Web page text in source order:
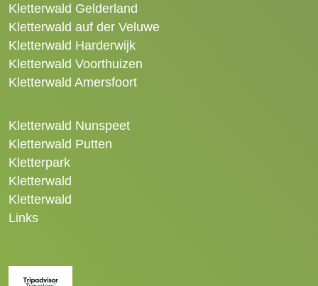
Kletterwald Gelderland
Kletterwald auf der Veluwe
Kletterwald Harderwijk
Kletterwald Voorthuizen
Kletterwald Amersfoort
Kletterwald Nunspeet
Kletterwald Putten
Kletterpark
Kletterwald
Kletterwald
Links